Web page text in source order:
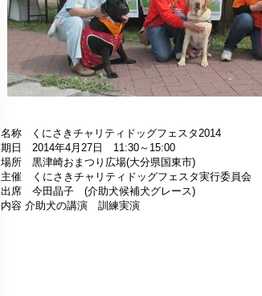
名称 くにさきチャリティドッグフェスタ2014
期日 2014年4月27日
11:30～15:00
場所 黒津崎おまつり広場(大分県国東市)
主催 くにさきチャリティドッグフェスタ実行委員会
出席 今田晶子 (介助犬候補犬グレース)
内容 介助犬の講演 訓練実演